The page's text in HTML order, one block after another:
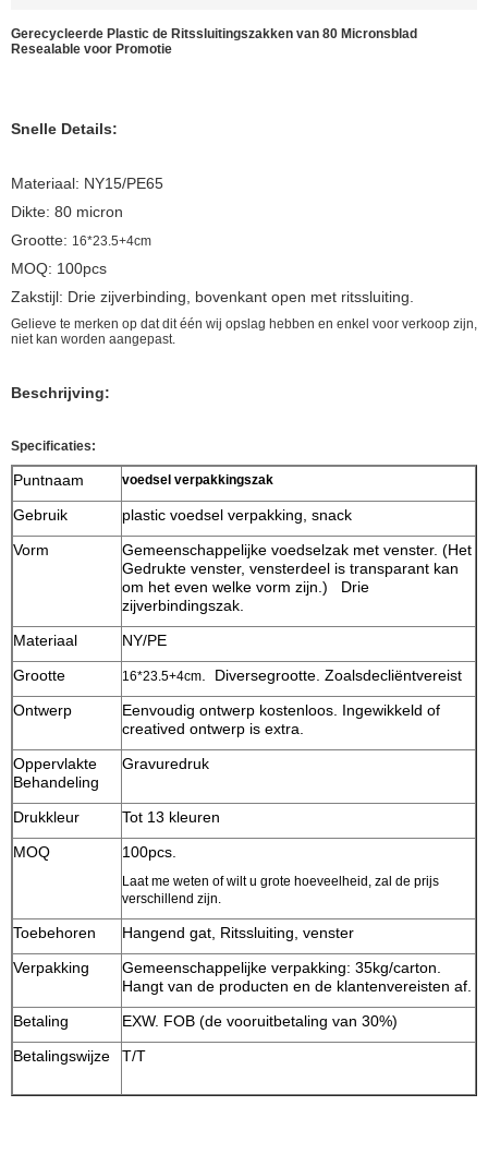
Gerecycleerde Plastic de Ritssluitingszakken van 80 Micronsblad
Resealable voor Promotie
Snelle Details:
Materiaal: NY15/PE65
Dikte: 80 micron
Grootte: 16*23.5+4cm
MOQ: 100pcs
Zakstijl: Drie zijverbinding, bovenkant open met ritssluiting.
Gelieve te merken op dat dit één wij opslag hebben en enkel voor verkoop zijn,
niet kan worden aangepast.
Beschrijving:
Specificaties:
Puntnaam voedsel verpakkingszak
Gebruik
plastic voedsel verpakking, snack
Vorm
Gemeenschappelijke voedselzak met venster. (Het
Gedrukte venster, vensterdeel is transparant kan
om het even welke vorm zijn.) Drie
zijverbindingszak.
Materiaal
NY/PE
Grootte
16*23.5+4cm . Diversegrootte. Zoalsdecliëntvereist
Ontwerp
Eenvoudig ontwerp kostenloos. Ingewikkeld of
creatived ontwerp is extra.
Oppervlakte
Behandeling
Gravuredruk
Drukkleur
Tot 13 kleuren
MOQ
100pcs.
Laat me weten of wilt u grote hoeveelheid, zal de prijs
verschillend zijn.
Toebehoren
Hangend gat, Ritssluiting, venster
Verpakking
Gemeenschappelijke verpakking: 35kg/carton.
Hangt van de producten en de klantenvereisten af.
Betaling
EXW. FOB (de vooruitbetaling van 30%)
Betalingswijze
T/T